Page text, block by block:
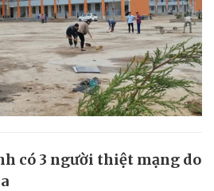
có 3 người thiệt mạng do